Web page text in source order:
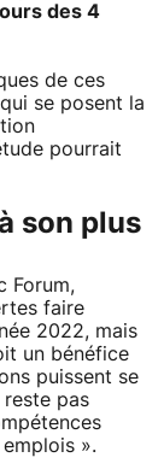
des 4
de ces
se posent la
pourrait
son plus
Forum,
faire
2022, mais
un bénéfice
puissent se
reste pas
».